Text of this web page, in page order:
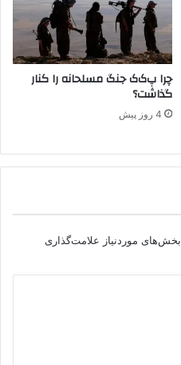
چرا پ‌ک‌ک جنگ مسلحانه را کنار
گذاشت؟
4 روز پیش
بخش‌های موردنیاز علامت‌گذاری